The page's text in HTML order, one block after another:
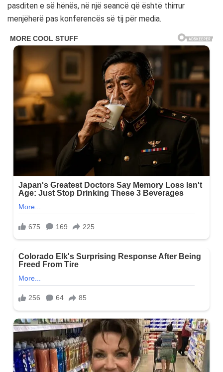
pasditen e së hënës, në një seancë që është thirrur
menjëherë pas konferencës së tij për media.